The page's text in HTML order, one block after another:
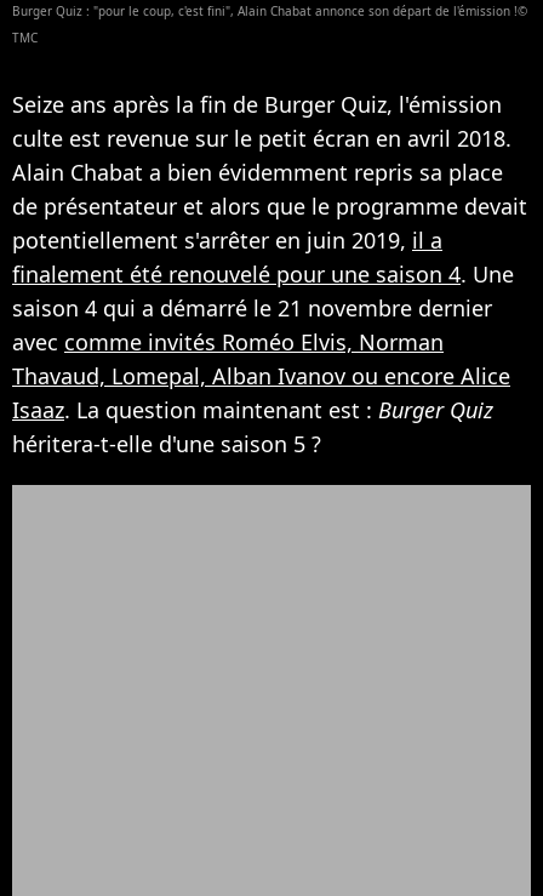
Burger Quiz : "pour le coup, c'est fini", Alain Chabat annonce son départ de l'émission !©
TMC
Seize ans après la fin de Burger Quiz, l'émission
culte est revenue sur le petit écran en avril 2018.
Alain Chabat a bien évidemment repris sa place
de présentateur et alors que le programme devait
potentiellement s'arrêter en juin 2019, il a
finalement été renouvelé pour une saison 4. Une
saison 4 qui a démarré le 21 novembre dernier
avec comme invités Roméo Elvis, Norman
Thavaud, Lomepal, Alban Ivanov ou encore Alice
Isaaz. La question maintenant est : Burger Quiz
héritera-t-elle d'une saison 5 ?